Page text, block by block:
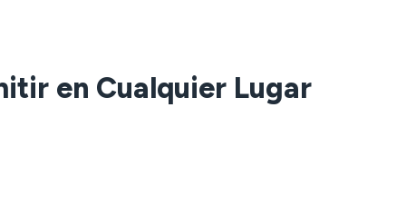
en Cualquier Lugar